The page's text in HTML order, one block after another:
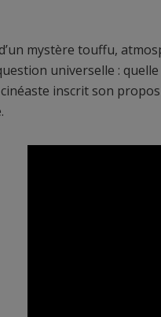
mystère touffu,
universelle :
cinéaste inscrit son